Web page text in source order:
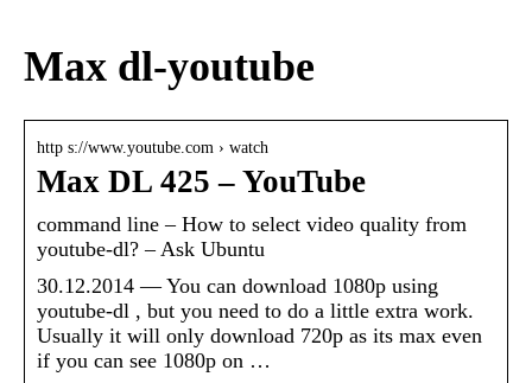
Max dl-youtube
http s://www.youtube.com › watch
Max DL 425 – YouTube
command line – How to select video quality from
youtube-dl? – Ask Ubuntu
30.12.2014 — You can download 1080p using
youtube-dl , but you need to do a little extra work.
Usually it will only download 720p as its max even
if you can see 1080p on …